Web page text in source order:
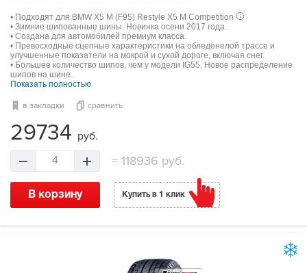
• Подходят для BMW X5 M (F95) Restyle X5 M Competition
• Зимние шипованные шины. Новинка осени 2017 года.
• Создана для автомобилей премиум класса.
• Превосходные сцепные характеристики на обледенелой трассе и
улучшенные показатели на мокрой и сухой дороге, включая снег.
• Большее количество шипов, чем у модели IG55. Новое распределение
шипов на шине.
Показать полностью
в закладки сравнить
29734 руб.
4 =118936 руб.
В корзину Купить в 1 клик